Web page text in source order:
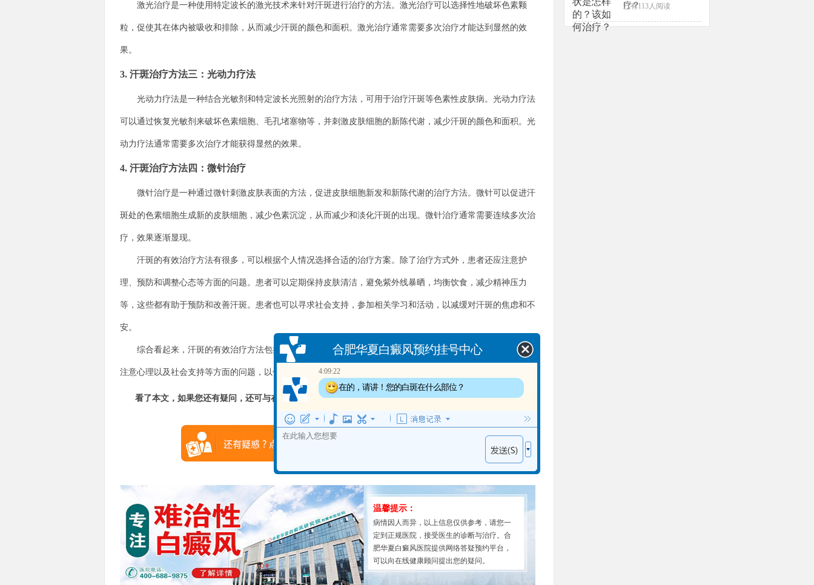
激光治疗是一种使用特定波长的激光技术来针对汗斑进行治疗的方法。激光治疗可以选择性地破坏色素颗
粒，促使其在体内被吸收和排除，从而减少汗斑的颜色和面积。激光治疗通常需要多次治疗才能达到显然的效
果。
3. 汗斑治疗方法三：光动力疗法
光动力疗法是一种结合光敏剂和特定波长光照射的治疗方法，可用于治疗汗斑等色素性皮肤病。光动力疗法
可以通过恢复光敏剂来破坏色素细胞、毛孔堵塞物等，并刺激皮肤细胞的新陈代谢，减少汗斑的颜色和面积。光
动力疗法通常需要多次治疗才能获得显然的效果。
4. 汗斑治疗方法四：微针治疗
微针治疗是一种通过微针刺激皮肤表面的方法，促进皮肤细胞新发和新陈代谢的治疗方法。微针可以促进汗
斑处的色素细胞生成新的皮肤细胞，减少色素沉淀，从而减少和淡化汗斑的出现。微针治疗通常需要连续多次治
疗，效果逐渐显现。
汗斑的有效治疗方法有很多，可以根据个人情况选择合适的治疗方案。除了治疗方式外，患者还应注意护
理、预防和调整心态等方面的问题。患者可以定期保持皮肤清洁，避免紫外线暴晒，均衡饮食，减少精神压力
等，这些都有助于预防和改善汗斑。患者也可以寻求社会支持，参加相关学习和活动，以减缓对汗斑的焦虑和不
安。
综合看起来，汗斑的有效治疗方法包括药物治疗、激光治疗、光动力疗法和微针治疗。患者在治疗的也需要
注意心理以及社会支持等方面的问题，以促进治疗结果的达到和改善生活质量。
看了本文，如果您还有疑问，还可与在线客服 “一对一”答疑！
温馨提示：
病情因人而异，以上信息仅供参考，请您一
定到正规医院，接受医生的诊断与治疗。合
肥华夏白癜风医院提供网络答疑预约平台，
可以向在线健康顾问提出您的疑问。
疗？
已有113人阅读
合肥华夏白癜风预约挂号中心
4:09:22
在的，请讲！您的白斑在什么部位？
4:09:24
出现白斑多长时间了？